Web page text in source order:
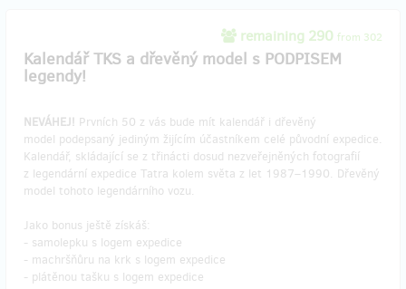
remaining 290 from 302
Kalendář TKS a dřevěný model s PODPISEM
legendy!
NEVÁHEJ! Prvních 50 z vás bude mít kalendář i dřevěný
model podepsaný jediným žijícím účastníkem celé původní expedice.
Kalendář, skládající se z třinácti dosud nezveřejněných fotografií
z legendární expedice Tatra kolem světa z let 1987–1990. Dřevěný
model tohoto legendárního vozu.
Jako bonus ještě získáš:
- samolepku s logem expedice
- machršňůru na krk s logem expedice
- plátěnou tašku s logem expedice